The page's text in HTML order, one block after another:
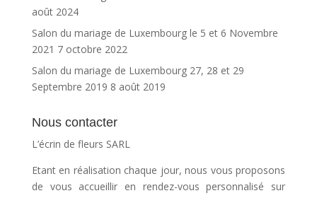
août 2024
Salon du mariage de Luxembourg le 5 et 6 Novembre
2021 7 octobre 2022
Salon du mariage de Luxembourg 27, 28 et 29
Septembre 2019 8 août 2019
Nous contacter
L’écrin de fleurs SARL
Etant en réalisation chaque jour, nous vous proposons
de vous accueillir en rendez-vous personnalisé sur